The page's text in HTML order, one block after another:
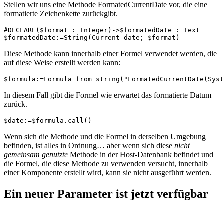
Stellen wir uns eine Methode FormatedCurrentDate vor, die eine
formatierte Zeichenkette zurückgibt.
#DECLARE($format : Integer)->$formatedDate : Text
$formatedDate:=String(Current date; $format)
Diese Methode kann innerhalb einer Formel verwendet werden, die
auf diese Weise erstellt werden kann:
$formula:=Formula from
In diesem Fall gibt die Formel wie erwartet das formatierte Datum
zurück.
$date:=$formula.call()
Wenn sich die Methode und die Formel in derselben Umgebung
befinden, ist alles in Ordnung… aber wenn sich diese nicht
gemeinsam genutzte Methode in der Host-Datenbank befindet und
die Formel, die diese Methode zu verwenden versucht, innerhalb
einer Komponente erstellt wird, kann sie nicht ausgeführt werden.
Ein neuer Parameter ist jetzt verfügbar